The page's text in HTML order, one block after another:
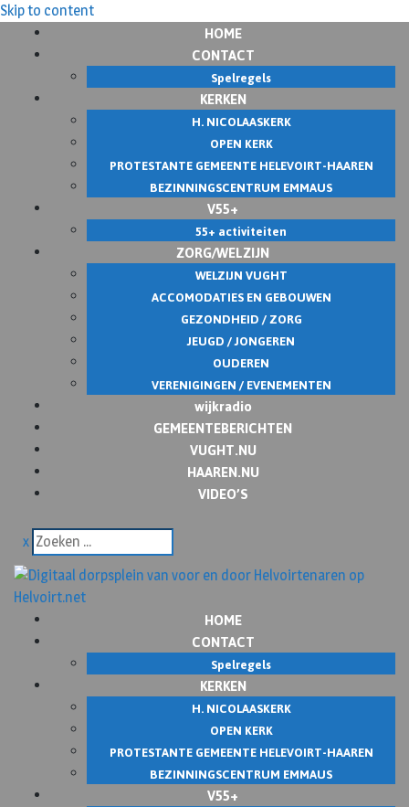
Skip to content
HOME
CONTACT
Spelregels
KERKEN
H. NICOLAASKERK
OPEN KERK
PROTESTANTE GEMEENTE HELEVOIRT-HAAREN
BEZINNINGSCENTRUM EMMAUS
V55+
55+ activiteiten
ZORG/WELZIJN
WELZIJN VUGHT
ACCOMODATIES EN GEBOUWEN
GEZONDHEID / ZORG
JEUGD / JONGEREN
OUDEREN
VERENIGINGEN / EVENEMENTEN
wijkradio
GEMEENTEBERICHTEN
VUGHT.NU
HAAREN.NU
VIDEO’S
x
HOME
CONTACT
Spelregels
KERKEN
H. NICOLAASKERK
OPEN KERK
PROTESTANTE GEMEENTE HELEVOIRT-HAAREN
BEZINNINGSCENTRUM EMMAUS
V55+